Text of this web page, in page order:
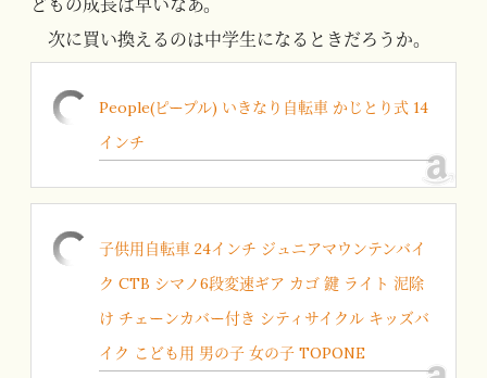
次に買い換えるのは中学生になるときだろうか。
People(ピープル) いきなり自転車 かじとり式 14
インチ
子供用自転車 24インチ ジュニアマウンテンバイ
ク CTB シマノ6段変速ギア カゴ 鍵 ライト 泥除
け チェーンカバー付き シティサイクル キッズバ
イク こども用 男の子 女の子 TOPONE